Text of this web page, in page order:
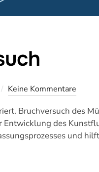
Keine Kommentare
Bruchversuch des
des
und